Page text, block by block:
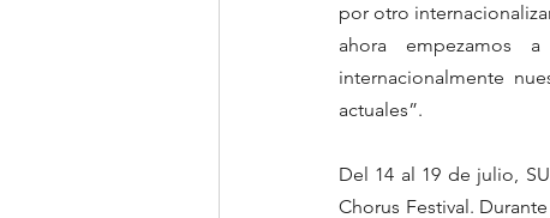
por otro
ahora empezamos
internacionalmente
actuales”.
Del 14 al 19 de julio,
Chorus Festival.